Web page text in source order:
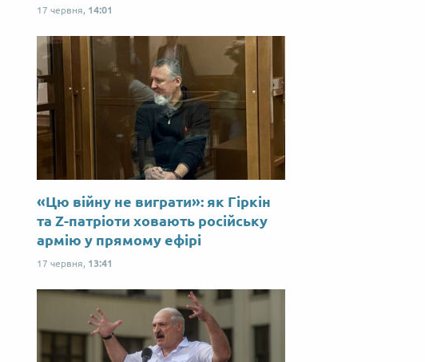
17 червня, 14:01
«Цю війну не виграти»: як Гіркін
та Z-патріоти ховають російську
армію у прямому ефірі
17 червня, 13:41